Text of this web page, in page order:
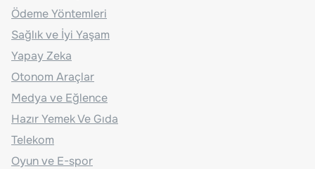
Ödeme Yöntemleri
Sağlık ve İyi Yaşam
Yapay Zeka
Otonom Araçlar
Medya ve Eğlence
Hazır Yemek Ve Gıda
Telekom
Oyun ve E-spor